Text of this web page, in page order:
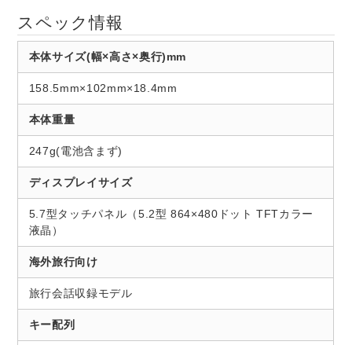
スペック情報
本体サイズ(幅×高さ×奥行)mm
158.5mm×102mm×18.4mm
本体重量
247g(電池含まず)
ディスプレイサイズ
5.7型タッチパネル（5.2型 864×480ドット TFTカラー
液晶）
海外旅行向け
旅行会話収録モデル
キー配列